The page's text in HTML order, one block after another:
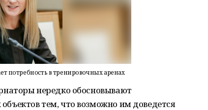
потребность в тренировочных аренах
нередко обосновывают
тем, что возможно им доведется